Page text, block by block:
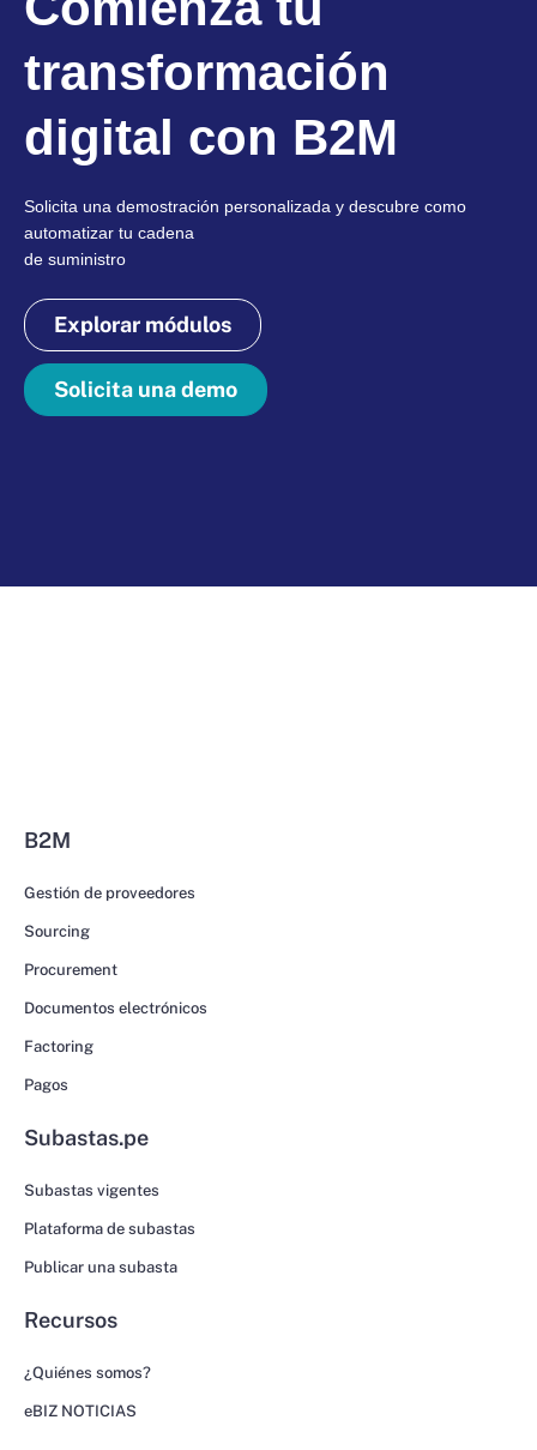
transformación
digital con B2M
Solicita una demostración personalizada y descubre como
automatizar tu cadena
de suministro
Explorar módulos
Solicita una demo
B2M
Gestión de proveedores
Sourcing
Procurement
Documentos electrónicos
Factoring
Pagos
Subastas.pe
Subastas vigentes
Plataforma de subastas
Publicar una subasta
Recursos
¿Quiénes somos?
eBIZ NOTICIAS